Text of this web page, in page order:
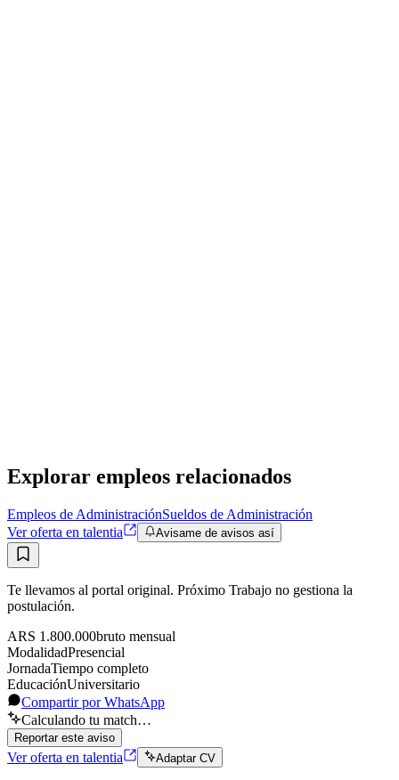
Explorar empleos relacionados
Empleos de AdministraciónSueldos de Administración
Ver oferta en talentia
Avisame de avisos así
Te llevamos al portal original. Próximo Trabajo no gestiona la
postulación.
ARS 1.800.000bruto mensual
ModalidadPresencial
JornadaTiempo completo
EducaciónUniversitario
Compartir por WhatsApp
Calculando tu match…
Reportar este aviso
Ver oferta en talentia Adaptar CV